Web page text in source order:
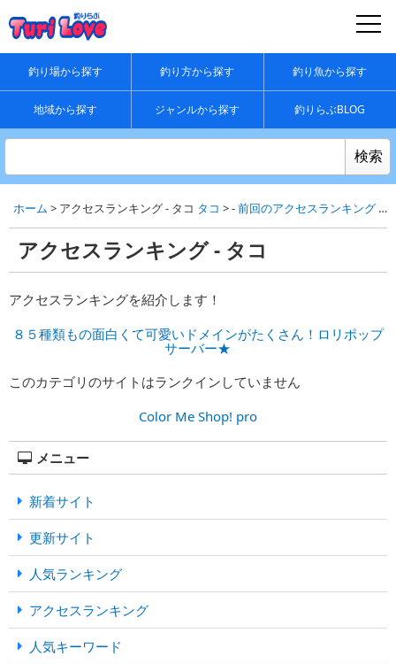
釣り場から探す 釣り方から探す 釣り魚から探す
地域から探す ジャンルから探す 釣りらぶBLOG
ホーム > アクセスランキング - タコ タコ > -前回のアクセスランキング
アクセスランキング - タコ
アクセスランキングを紹介します！
８５種類もの面白くて可愛いドメインがたくさん！ロリポップ
サーバー★
このカテゴリのサイトはランクインしていません
Color Me Shop! pro
メニュー
新着サイト
更新サイト
人気ランキング
アクセスランキング
人気キーワード